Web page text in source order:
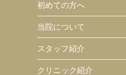
初めての方へ
当院について
スタッフ紹介
クリニック紹介